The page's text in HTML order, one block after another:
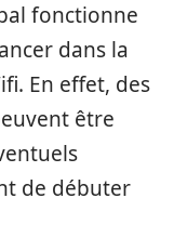
fonctionne
dans la
En effet, des
être
de débuter